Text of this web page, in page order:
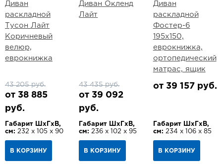
Диван
раскладной
Тусон Лайт
Коричневый
велюр,
еврокнижка
43 205 руб.
от 38 885
руб.
Габарит ШхГхВ,
см: 232 х 105 х 90
В КОРЗИНУ
Диван Окленд
Лайт
43 435 руб.
от 39 092
руб.
Габарит ШхГхВ,
см: 236 х 102 х 95
В КОРЗИНУ
Диван
раскладной
Фостер-6
195х150,
еврокнижка,
ортопедический
матрас, ящик
от 39 157 руб.
Габарит ШхГхВ,
см: 234 х 106 х 85
В КОРЗИНУ